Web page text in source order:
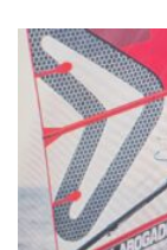
ydescubrir
finanzas y
programa les
comprenderlos
aplicarlos a sus p